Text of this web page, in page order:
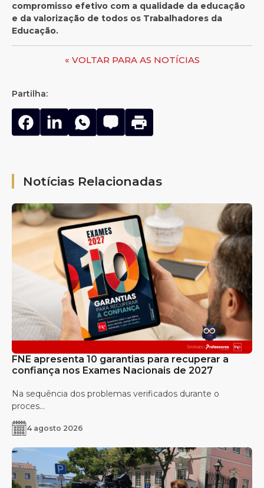
compromisso efetivo com a qualidade da educação
e da valorização de todos os Trabalhadores da
Educação.
« VOLTAR PARA AS NOTÍCIAS
Partilha:
Notícias Relacionadas
FNE apresenta 10 garantias para recuperar a
confiança nos Exames Nacionais de 2027
Na sequência dos problemas verificados durante o
proces...
4 agosto 2026